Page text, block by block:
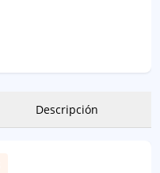
Descripción